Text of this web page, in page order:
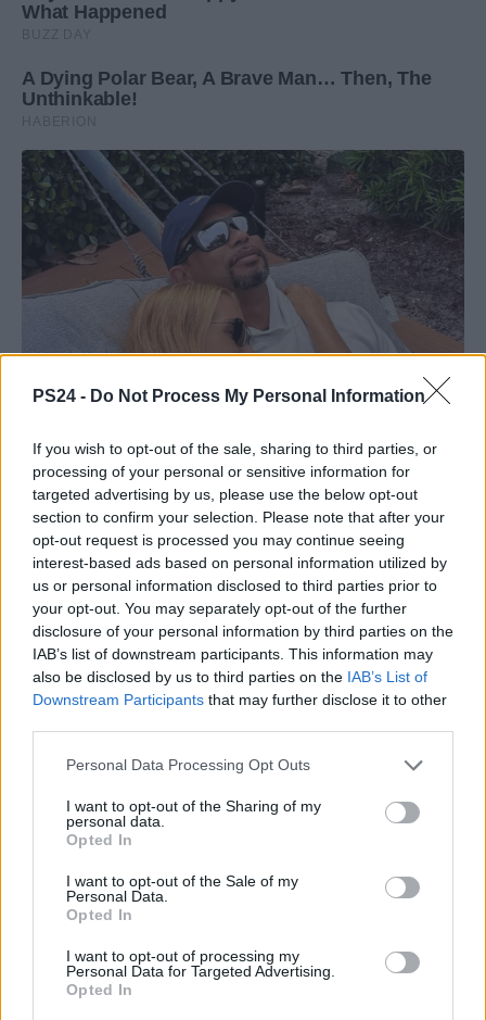
PS24 - Do Not Process My Personal Information
If you wish to opt-out of the sale, sharing to third parties, or
processing of your personal or sensitive information for
targeted advertising by us, please use the below opt-out
section to confirm your selection. Please note that after your
opt-out request is processed you may continue seeing
interest-based ads based on personal information utilized by
us or personal information disclosed to third parties prior to
your opt-out. You may separately opt-out of the further
disclosure of your personal information by third parties on the
IAB’s list of downstream participants. This information may
also be disclosed by us to third parties on the IAB’s List of
Downstream Participants that may further disclose it to other
Personal Data Processing Opt Outs
I want to opt-out of the Sharing of my
personal data.
Opted In
I want to opt-out of the Sale of my
Personal Data.
Opted In
I want to opt-out of processing my
Personal Data for Targeted Advertising.
Opted In